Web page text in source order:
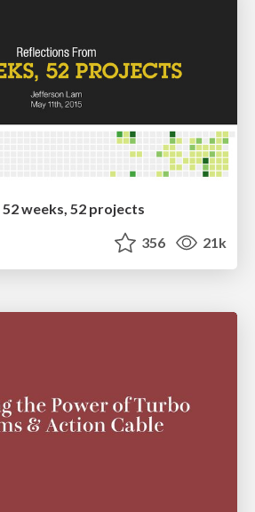
weeks, 52 projects
356 21k